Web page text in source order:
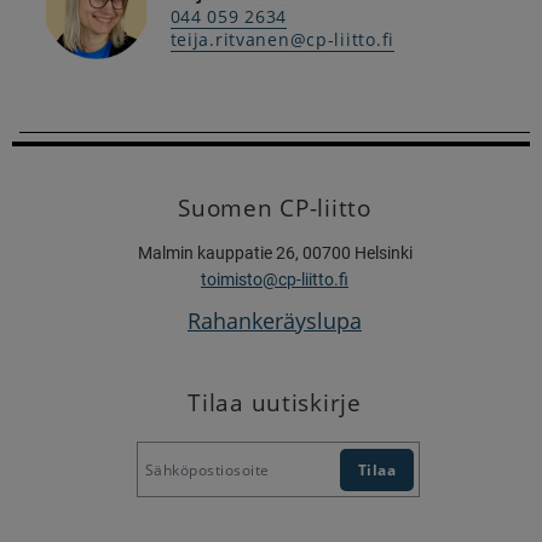
044 059 2634
teija.ritvanen@cp-liitto.fi
Suomen CP-liitto
Malmin kauppatie 26, 00700 Helsinki
toimisto@cp-liitto.fi
Rahankeräyslupa
Tilaa uutiskirje